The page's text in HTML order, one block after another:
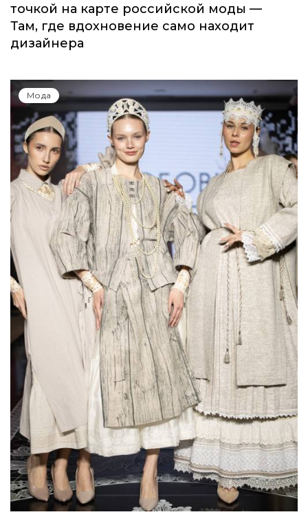
точкой на карте российской моды —
Там, где вдохновение само находит
дизайнера
Мода